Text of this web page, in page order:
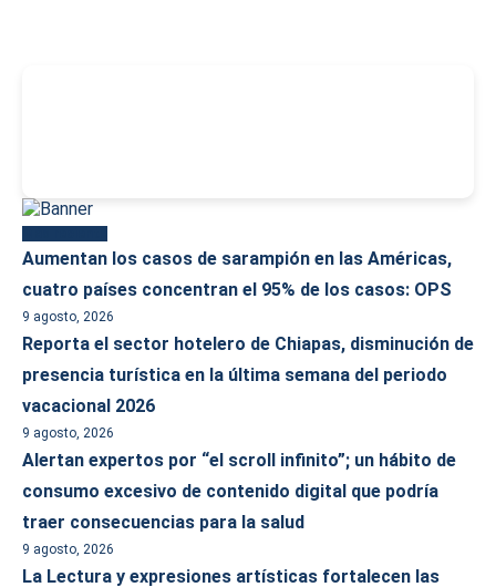
Aumentan los casos de sarampión en las Américas,
cuatro países concentran el 95% de los casos: OPS
9 agosto, 2026
Reporta el sector hotelero de Chiapas, disminución de
presencia turística en la última semana del periodo
vacacional 2026
9 agosto, 2026
Alertan expertos por “el scroll infinito”; un hábito de
consumo excesivo de contenido digital que podría
traer consecuencias para la salud
9 agosto, 2026
La Lectura y expresiones artísticas fortalecen las